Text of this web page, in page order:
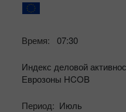
Время: 07:30
Индекс деловой
Еврозоны HCOB
Период: Июль